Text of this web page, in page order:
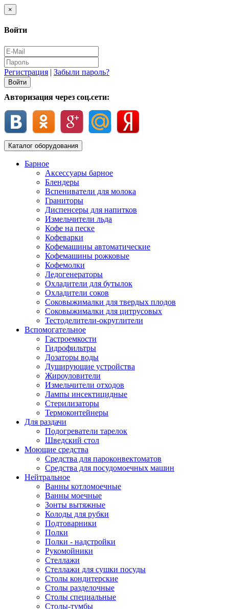
×
Войти
Регистрация | Забыли пароль?
Авторизация через соц.сети:
Каталог оборудования
Барное
Аксессуары барное
Блендеры
Вспениватели для молока
Граниторы
Диспенсеры для напитков
Измельчители льда
Кофе на песке
Кофеварки
Кофемашины автоматические
Кофемашины рожковые
Кофемолки
Ледогенераторы
Охладители для бутылок
Охладители соков
Соковыжималки для твердых плодов
Соковыжималки для цитрусовых
Тестоделители-округлители
Вспомогательное
Гастроемкости
Гидрофильтры
Дозаторы воды
Душирующие устройства
Жироуловители
Измельчители отходов
Лампы инсектицидные
Стерилизаторы
Термоконтейнеры
Для раздачи
Подогреватели тарелок
Шведский стол
Моющие средства
Средства для пароконвектоматов
Средства для посудомоечных машин
Нейтральное
Ванны котломоечные
Ванны моечные
Зонты вытяжные
Колоды для рубки
Подтоварники
Полки
Полки - надстройки
Рукомойники
Стеллажи
Стеллажи для сушки посуды
Столы кондитерские
Столы разделочные
Столы специальные
Столы-тумбы